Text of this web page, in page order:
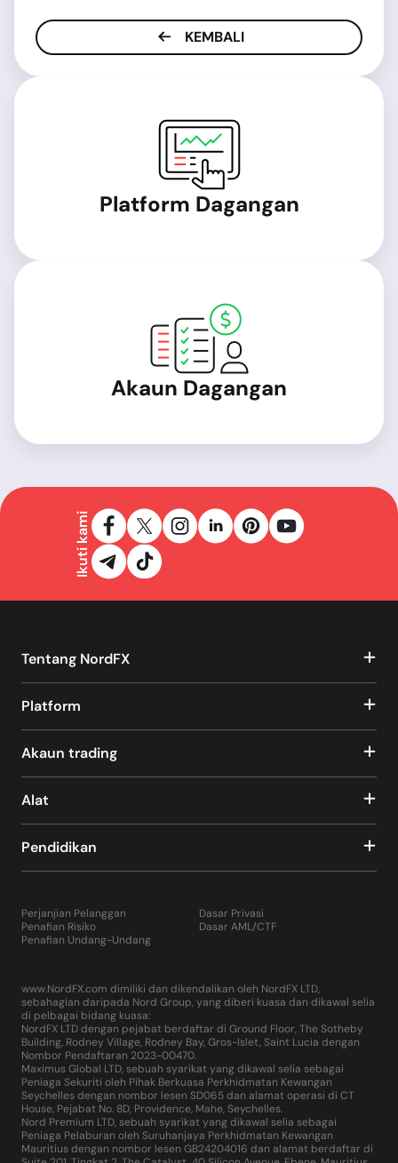
KEMBALI
Platform Dagangan
Akaun Dagangan
Ikuti kami
Tentang NordFX
Platform
Akaun trading
Alat
Pendidikan
Perjanjian Pelanggan
Penafian Risiko
Penafian Undang-Undang
Dasar Privasi
Dasar AML/CTF
www.NordFX.com dimiliki dan dikendalikan oleh NordFX LTD,
sebahagian daripada Nord Group, yang diberi kuasa dan dikawal selia
di pelbagai bidang kuasa:
NordFX LTD dengan pejabat berdaftar di Ground Floor, The Sotheby
Building, Rodney Village, Rodney Bay, Gros-Islet, Saint Lucia dengan
Nombor Pendaftaran 2023-00470.
Maximus Global LTD, sebuah syarikat yang dikawal selia sebagai
Peniaga Sekuriti oleh Pihak Berkuasa Perkhidmatan Kewangan
Seychelles dengan nombor lesen SD065 dan alamat operasi di CT
House, Pejabat No. 8D, Providence, Mahe, Seychelles.
Nord Premium LTD, sebuah syarikat yang dikawal selia sebagai
Peniaga Pelaburan oleh Suruhanjaya Perkhidmatan Kewangan
Mauritius dengan nombor lesen GB24204016 dan alamat berdaftar di